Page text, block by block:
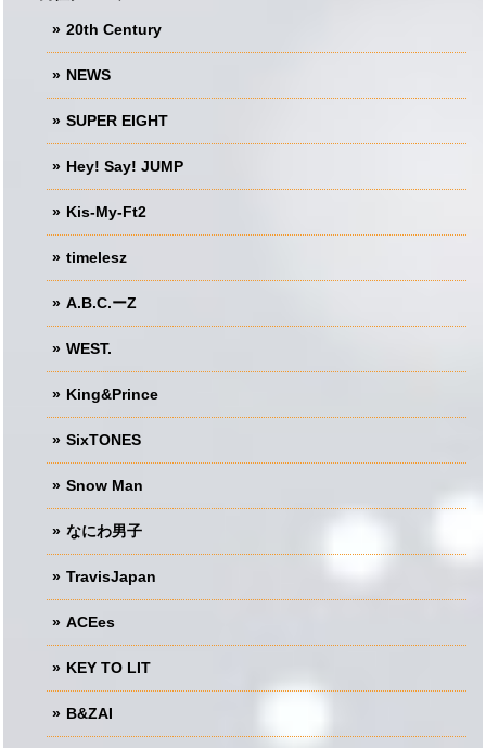
20th Century
NEWS
SUPER EIGHT
Hey! Say! JUMP
Kis-My-Ft2
timelesz
A.B.C.ーZ
WEST.
King&Prince
SixTONES
Snow Man
なにわ男子
TravisJapan
ACEes
KEY TO LIT
B&ZAI